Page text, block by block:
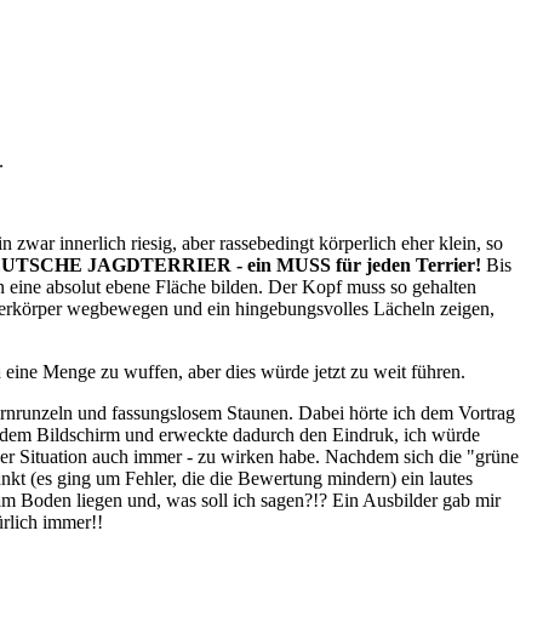
zwar innerlich riesig, aber rassebedingt körperlich eher klein, so
JAGDTERRIER - ein MUSS für jeden Terrier! Bis
absolut ebene Fläche bilden. Der Kopf muss so gehalten
wegbewegen und ein hingebungsvolles Lächeln zeigen,
Menge zu wuffen, aber dies würde jetzt zu weit führen.
und fassungslosem Staunen. Dabei hörte ich dem Vortrag
Bildschirm und erweckte dadurch den Eindruk, ich würde
Situation auch immer - zu wirken habe. Nachdem sich die "grüne
(es ging um Fehler, die die Bewertung mindern) ein lautes
Boden liegen und, was soll ich sagen?!? Ein Ausbilder gab mir
immer!!